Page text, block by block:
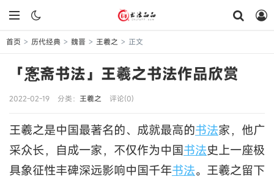
首页 > 历代经典 > 魏晋 > 王羲之 > 正文
「愙斋书法」王羲之书法作品欣赏
2022-02-19 分类： 王羲之 评论(0)
王羲之是中国最著名的、成就最高的书法家，他广
采众长，自成一家，不仅作为中国书法史上一座极
具象征性丰碑深远影响中国千年书法。王羲之留下